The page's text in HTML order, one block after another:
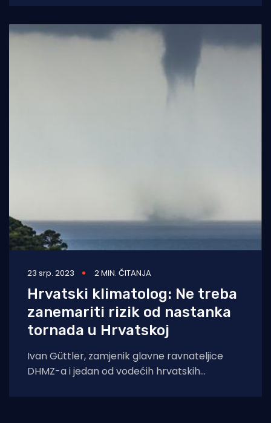
23 srp. 2023 2 MIN. ČITANJA
Hrvatski klimatolog: Ne treba
zanemariti rizik od nastanka
tornada u Hrvatskoj
Ivan Güttler, zamjenik glavne ravnateljice
DHMZ-a i jedan od vodećih hrvatskih